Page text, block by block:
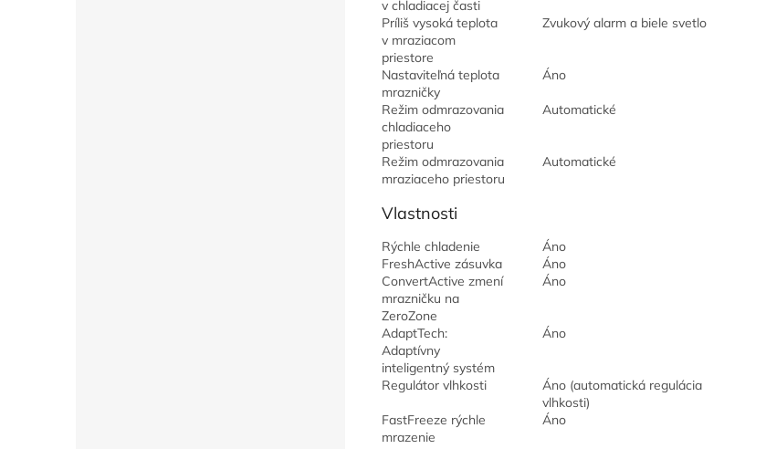
v chladiacej časti
Príliš vysoká teplota
v mraziacom
priestore
Zvukový alarm a biele svetlo
Nastaviteľná teplota
mrazničky
Áno
Režim odmrazovania
chladiaceho
priestoru
Automatické
Režim odmrazovania
mraziaceho priestoru
Automatické
Vlastnosti
Rýchle chladenie
Áno
FreshActive zásuvka
Áno
ConvertActive zmení
mrazničku na
ZeroZone
Áno
AdaptTech:
Adaptívny
inteligentný systém
Áno
Regulátor vlhkosti
Áno (automatická regulácia
vlhkosti)
FastFreeze rýchle
mrazenie
Áno